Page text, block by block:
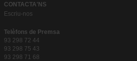
CONTACTA'NS
Escriu-nos
Telèfons de Premsa
93 298 72 44
93 298 75 43
93 298 71 68